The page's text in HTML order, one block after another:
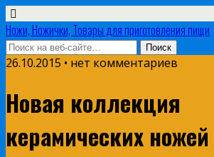
Ножи, Ножички, Товары для приготовления пищи
26.10.2015 • нет комментариев
Новая коллекция
керамических